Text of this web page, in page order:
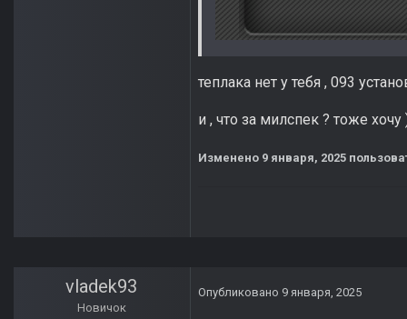
теплака нет у тебя , 093
и , что за милспек ? тоже хочу
Изменено 9 января, 2025
vladek93
Новичок
Опубликовано 9 января, 2025